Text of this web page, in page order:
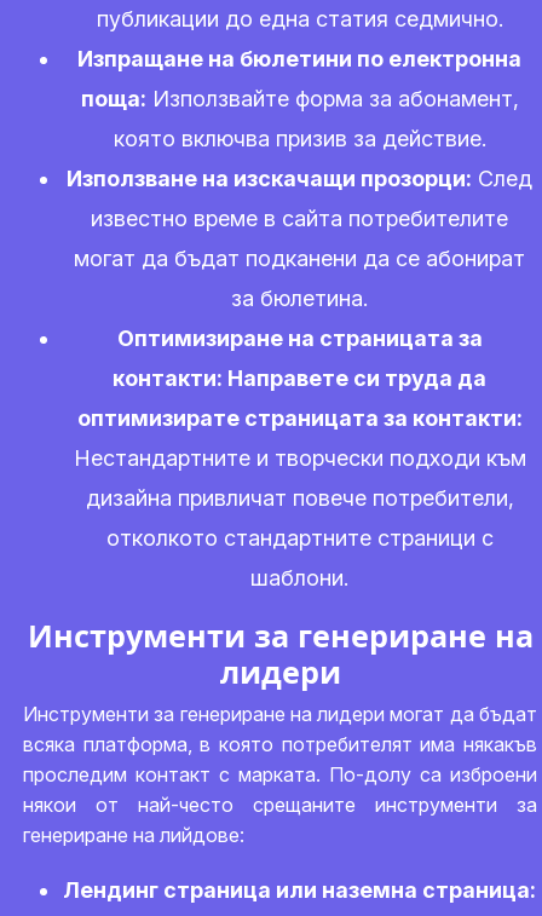
публикации до една статия седмично.
Изпращане на бюлетини по електронна
поща: Използвайте форма за абонамент,
която включва призив за действие.
Използване на изскачащи прозорци: След
известно време в сайта потребителите
могат да бъдат подканени да се абонират
за бюлетина.
Оптимизиране на страницата за
контакти: Направете си труда да
оптимизирате страницата за контакти:
Нестандартните и творчески подходи към
дизайна привличат повече потребители,
отколкото стандартните страници с
шаблони.
Инструменти за генериране на
лидери
Инструменти за генериране на лидери могат да бъдат
всяка платформа, в която потребителят има някакъв
проследим контакт с марката. По-долу са изброени
някои от най-често срещаните инструменти за
генериране на лийдове:
Лендинг страница или наземна страница: